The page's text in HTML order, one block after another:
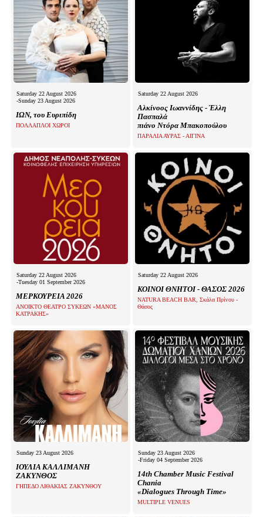
Saturday 22 August 2026
-Sunday 23 August 2026
ΙΩΝ, του Ευριπίδη
ΠΟΛΛΑΠΛΟΙ ΧΩΡΟΙ
Saturday 22 August 2026
Αλκίνοος Ιωαννίδης - Έλλη
Πασπαλά
πιάνο Ντόρα Μπακοπούλου
ΠΑΡΑΛΙΑ ΑΥΡΑΣ - ΑΙΓΙΝΑ
Saturday 22 August 2026
-Tuesday 01 September 2026
ΜΕΡΚΟΥΡΕΙΑ 2026
ΑΝΟΙΚΤΟ ΘΕΑΤΡΟ ΣΥΚΕΩΝ «ΜΑΝΟΣ
ΚΑΤΡΑΚΗΣ»
Saturday 22 August 2026
ΚΟΙΝΟΙ ΘΝΗΤΟΙ - ΘΑΣΟΣ 2026
NATURA BEACH BAR, Σκάλα Πρίνου -
Θάσος
Sunday 23 August 2026
ΙΟΥΛΙΑ ΚΑΛΛΙΜΑΝΗ
ΖΑΚΥΝΘΟΣ
ΓΗΠΕΔΟ ΛΙΘΑΚΙΑΣ ΖΑΚΥΝΘΟΥ
Sunday 23 August 2026
-Friday 04 September 2026
14th Chamber Music Festival
Chania
«Dialogues Through Time»
MULTIPLE VENUES